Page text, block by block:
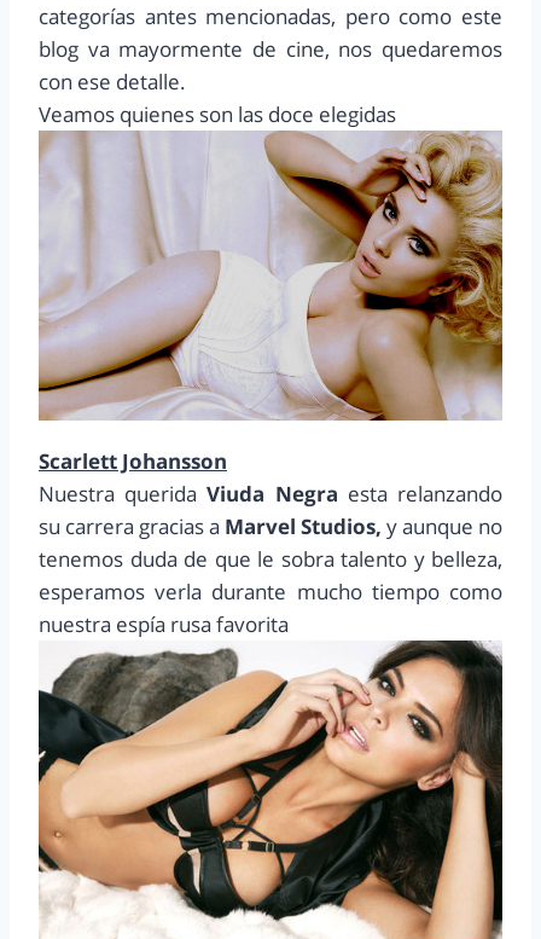
categorías antes mencionadas, pero como este
blog va mayormente de cine, nos quedaremos
con ese detalle.
Veamos quienes son las doce elegidas
Scarlett Johansson
Nuestra queridaViuda Negra esta relanzando
su carrera gracias a Marvel Studios, y aunque no
tenemos duda de que le sobra talento y belleza,
esperamos verla durante mucho tiempo como
nuestra espía rusa favorita